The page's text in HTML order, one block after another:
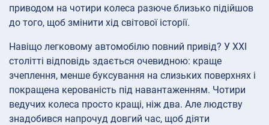
приводом на чотири колеса разюче близько підійшов
до того, щоб змінити хід світової історії.
Навіщо легковому автомобілю повний привід? У XXI
столітті відповідь здається очевидною: краще
зчеплення, менше буксування на слизьких поверхнях і
покращена керованість під навантаженням. Чотири
ведучих колеса просто кращі, ніж два. Але людству
знадобився напрочуд довгий час, щоб діяти